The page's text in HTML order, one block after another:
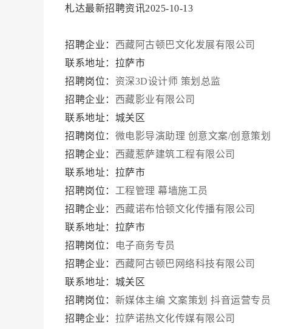
札达最新招聘资讯2025-10-13
招聘企业： 西藏阿古顿巴文化发展有限公司
联系地址：拉萨市
招聘岗位： 资深3D设计师 策划总监
招聘企业： 西藏影业有限公司
联系地址：城关区
招聘岗位： 微电影导演助理 创意文案/创意策划
招聘企业： 西藏惹萨建筑工程有限公司
联系地址：拉萨市
招聘岗位： 工程管理 幕墙施工员
招聘企业： 西藏诺布恰顿文化传播有限公司
联系地址：拉萨市
招聘岗位：
电子商务专员
招聘企业： 西藏阿古顿巴网络科技有限公司
联系地址：城关区
招聘岗位： 新媒体主编 文案策划 抖音运营专员
招聘企业： 拉萨诺热文化传媒有限公司